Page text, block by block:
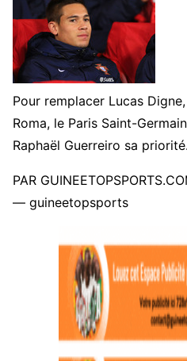
Pour remplacer Lucas
Roma, le Paris Saint-
Raphaël Guerreiro sa
PAR
— guineetopsports